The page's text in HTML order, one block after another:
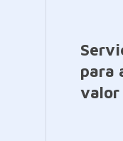
para
valor